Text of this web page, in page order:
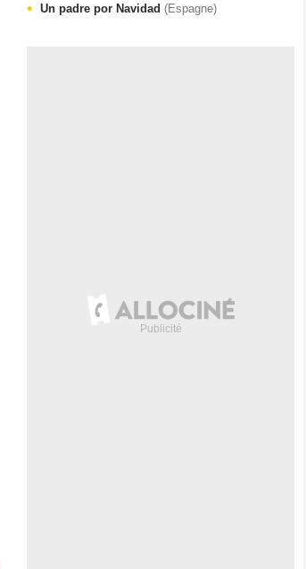
Un padre por Navidad (Espagne)